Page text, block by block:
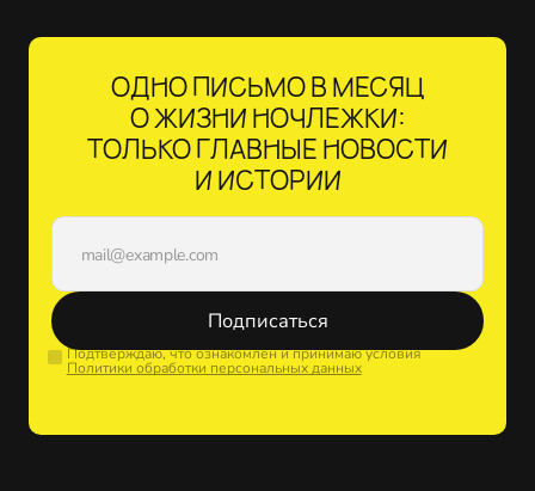
ОДНО ПИСЬМО В МЕСЯЦ
О ЖИЗНИ НОЧЛЕЖКИ:
ТОЛЬКО ГЛАВНЫЕ НОВОСТИ
И ИСТОРИИ
Подписаться
Подтверждаю, что ознакомлен и принимаю условия
Политики обработки персональных данных